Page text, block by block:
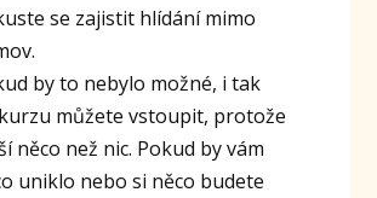
se zajistit hlídání mimo
by to nebylo možné, i tak
můžete vstoupit, protože
něco než nic. Pokud by vám
uniklo nebo si něco budete